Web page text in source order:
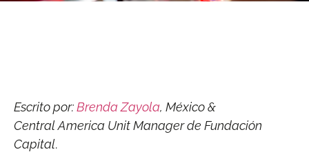
Escrito por:Brenda Zayola, México &
Central America Unit Manager de Fundación
Capital.